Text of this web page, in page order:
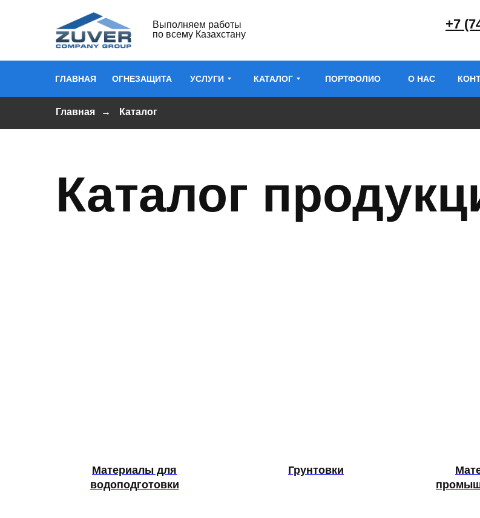
Выполняем работы
по всему Казахстану
+7
ГЛАВНАЯ УСЛУГИ
ОГНЕЗАЩИТА ПОРТФОЛИО О НАС
КАТАЛОГ
Главная → Каталог
Каталог
Материалы для
водоподготовки
Грунтовки